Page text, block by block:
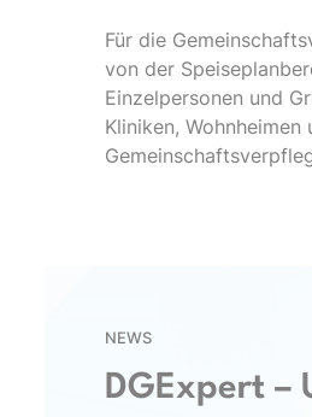
Für die
von der
Einzelpersonen und
Kliniken, Wohnheimen
NEWS
DGExpert –